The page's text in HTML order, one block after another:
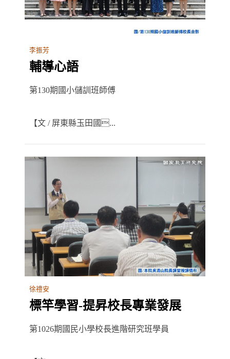
李振芳
輔導心語
第130期國小儲訓班師傅
【文 / 屏東縣玉田國...
徐禮安
標竿學習-提昇校長專業發展
第1026期國民小學校長進階研究班學員